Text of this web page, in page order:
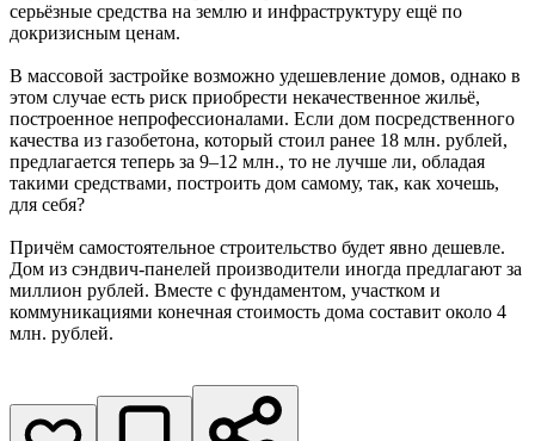
серьёзные средства на землю и инфраструктуру ещё по
докризисным ценам.
В массовой застройке возможно удешевление домов, однако в
этом случае есть риск приобрести некачественное жильё,
построенное непрофессионалами. Если дом посредственного
качества из газобетона, который стоил ранее 18 млн. рублей,
предлагается теперь за 9–12 млн., то не лучше ли, обладая
такими средствами, построить дом самому, так, как хочешь,
для себя?
Причём самостоятельное строительство будет явно дешевле.
Дом из сэндвич-панелей производители иногда предлагают за
миллион рублей. Вместе с фундаментом, участком и
коммуникациями конечная стоимость дома составит около 4
млн. рублей.